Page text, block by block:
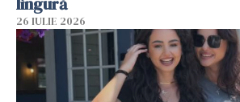
26 IULIE 2026